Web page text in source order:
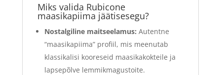
Miks valida Rubicone
maasikapiima jäätisesegu?
Nostalgiline maitseelamus: Autentne
“maasikapiima” profiil, mis meenutab
klassikalisi kooreseid maasikakokteile ja
lapsepõlve lemmikmagustoite.